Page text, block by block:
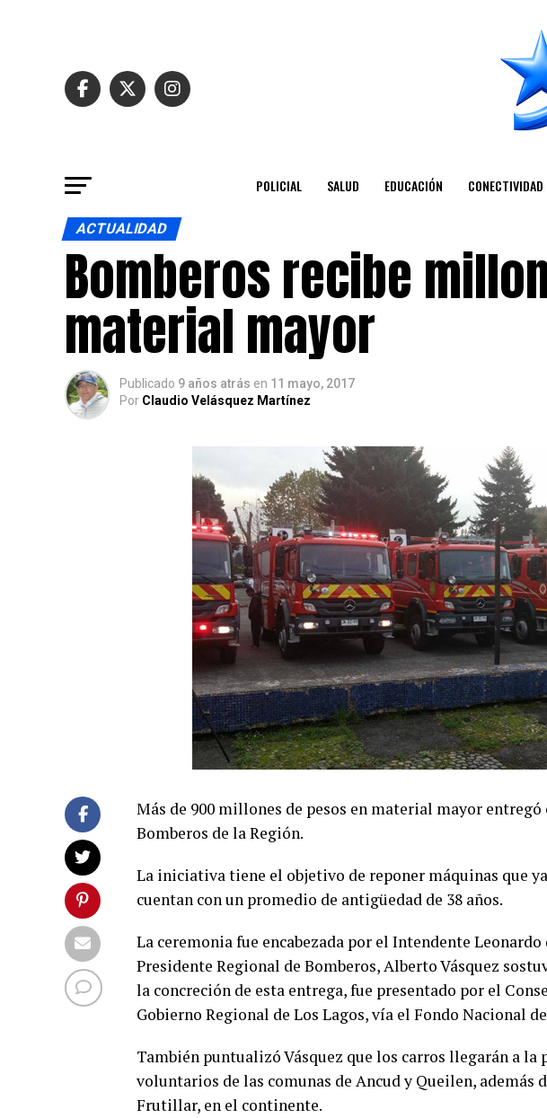
POLICIAL SALUD EDUCACIÓN CONECTIVIDAD
ACTUALIDAD
Bomberos recibe
material mayor
Publicado 9 años atrás en 11 mayo, 2017
Por Claudio Velásquez Martínez
Más de 900 millones de pesos en material mayor
Bomberos de la Región.
La iniciativa tiene el objetivo de reponer máquinas que
cuentan con un promedio de antigüedad de 38 años.
La ceremonia fue encabezada por el Intendente
Presidente Regional de Bomberos, Alberto Vásquez
la concreción de esta entrega, fue presentado por el
Gobierno Regional de Los Lagos, vía el Fondo Nacional
También puntualizó Vásquez que los carros llegarán a la
voluntarios de las comunas de Ancud y Queilen, además
Frutillar, en el continente.